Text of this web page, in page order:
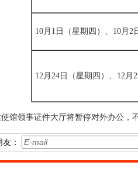
10月1日（星期四）、10月2
12月24日（星期四）、12月
馆领事证件大厅将暂停对外办公
：